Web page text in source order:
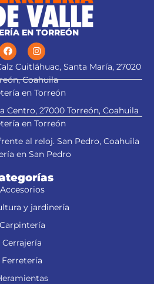
EN TORREÓN
Cuitláhuac, Santa María, 27020
Coahuila
en Torreón
Centro, 27000 Torreón, Coahuila
en Torreón
al reloj. San Pedro, Coahuila
en San Pedro
Accesorios
y jardinería
Carpintería
Cerrajería
Ferretería